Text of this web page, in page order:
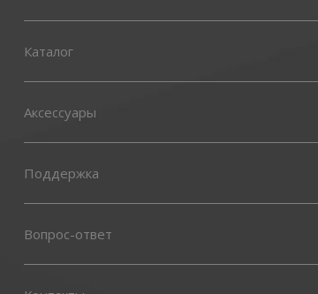
Каталог
Аксессуары
Поддержка
Вопрос-ответ